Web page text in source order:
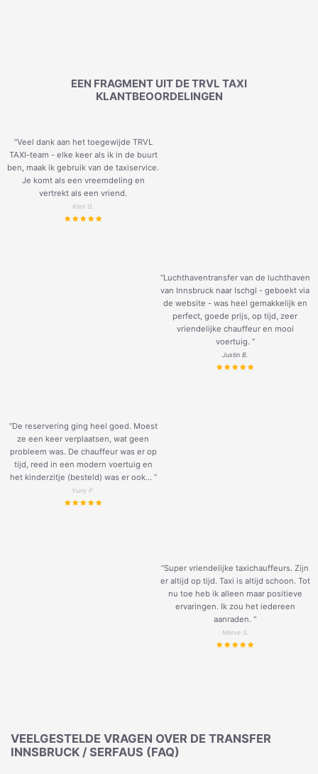
EEN FRAGMENT UIT DE TRVL TAXI
KLANTBEOORDELINGEN
“Veel dank aan het toegewijde TRVL
TAXI-team - elke keer als ik in de buurt
ben, maak ik gebruik van de taxiservice.
Je komt als een vreemdeling en
vertrekt als een vriend.
Keni G.
“Luchthaventransfer van de luchthaven
van Innsbruck naar Ischgl - geboekt via
de website - was heel gemakkelijk en
perfect, goede prijs, op tijd, zeer
vriendelijke chauffeur en mooi
voertuig. ”
Justin B.
“De reservering ging heel goed. Moest
ze een keer verplaatsen, wat geen
probleem was. De chauffeur was er op
tijd, reed in een modern voertuig en
het kinderzitje (besteld) was er ook... ”
Yuriy P.
“Super vriendelijke taxichauffeurs. Zijn
er altijd op tijd. Taxi is altijd schoon. Tot
nu toe heb ik alleen maar positieve
ervaringen. Ik zou het iedereen
aanraden. "
Merve S.
VEELGESTELDE VRAGEN OVER DE TRANSFER
INNSBRUCK / SERFAUS (FAQ)